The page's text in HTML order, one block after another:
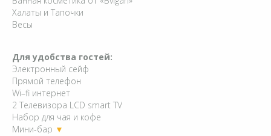
Халаты и Тапочки
Весы
Для удобства гостей:
Электронный сейф
Прямой телефон
Wi–fi интернет
2 Телевизора LCD smart TV
Набор для чая и кофе
Мини-бар ▼